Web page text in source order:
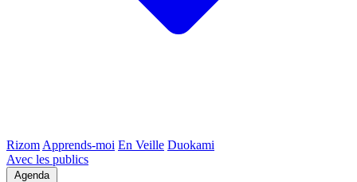
Rizom Apprends-moi En Veille Duokami
Avec les publics
Agenda